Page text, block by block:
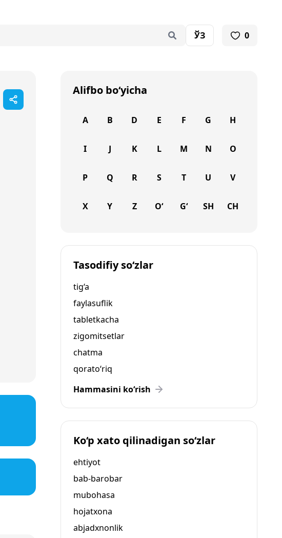
ЎЗ 0
Alifbo bo‘yicha
A B D E F G H
I J K L M N O
P Q R S T U V
X Y Z O‘ G‘ SH CH
Tasodifiy so‘zlar
tig‘a
faylasuflik
tabletkacha
zigomitsetlar
chatma
qorato‘riq
Hammasini ko‘rish
Ko‘p xato qilinadigan so‘zlar
ehtiyot
bab-barobar
mubohasa
hojatxona
abjadxnonlik